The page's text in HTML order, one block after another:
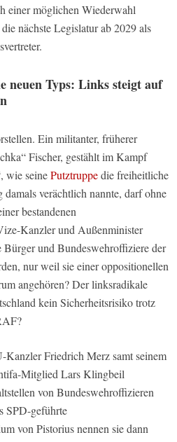
einer möglichen Wiederwahl
nächste Legislatur ab 2029 als
neuen Typs: Links steigt auf
Ein militanter, früherer
Fischer, gestählt im Kampf
wie seinePutztruppedie freiheitliche
verächtlich nannte, darf ohne
bestandenen
Kanzler und Außenminister
und Bundeswehroffiziere der
nur weil sie einer oppositionellen
angehören? Der linksradikale
kein Sicherheitsrisiko trotz
Kanzler Friedrich Merz samt seinem
Mitglied Lars Klingbeil
von Bundeswehroffizieren
SPD-geführte
von Pistorius nennen sie dann